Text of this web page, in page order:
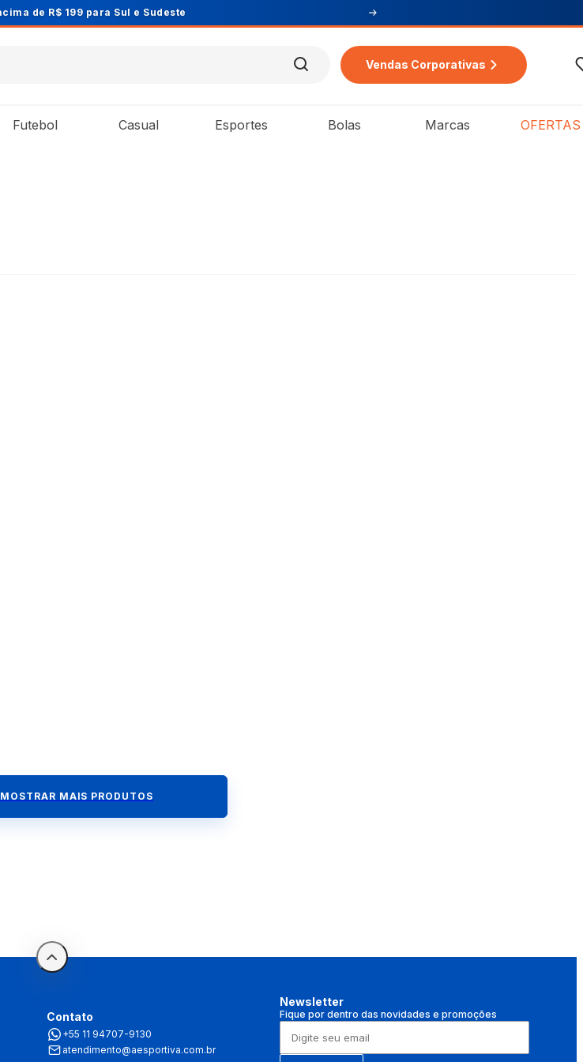
Cupom PRIMEIRA10 para 10% OFF na 1ª compra
Vendas Corporativas
Futebol Casual Esportes Bolas Marcas OFERTAS
MOSTRAR MAIS PRODUTOS
Contato
+55 11 94707-9130
atendimento@aesportiva.com.br
Newsletter
Fique por dentro das novidades e promoções